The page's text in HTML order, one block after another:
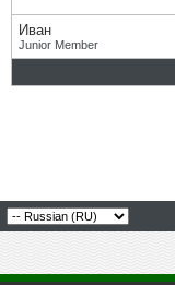
Иван
Junior Member